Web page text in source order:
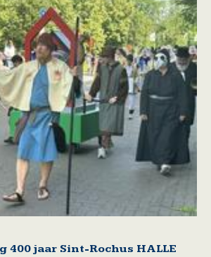
400 jaar Sint-Rochus HALLE